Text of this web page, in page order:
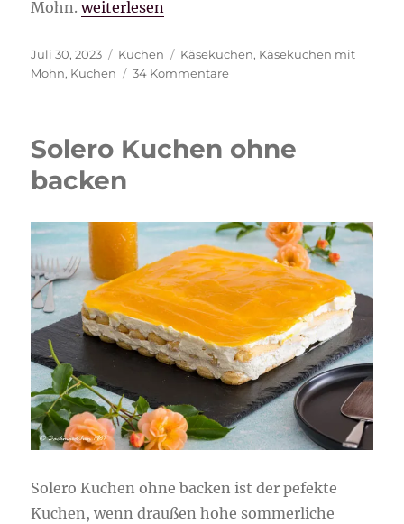
Mohn.„Käsekuchen mit Mohn“
weiterlesen
Veröffentlicht
am
Juli 30, 2023 Kategorien
Kuchen Schlagwörter
Käsekuchen, Käsekuchen mit
Mohn, Kuchen 34 Kommentarezu
Solero Kuchen ohne
backen
Solero Kuchen ohne backen ist der pefekte
Kuchen, wenn draußen hohe sommerliche